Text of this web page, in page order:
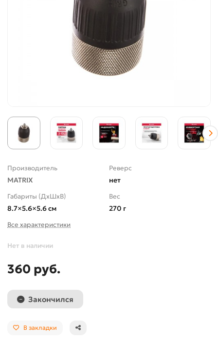
Производитель
MATRIX
Реверс
нет
Габариты (ДхШхВ)
8.7×5.6×5.6 см
Вес
270 г
Все характеристики
Нет в наличии
360 руб.
Закончился
В закладки